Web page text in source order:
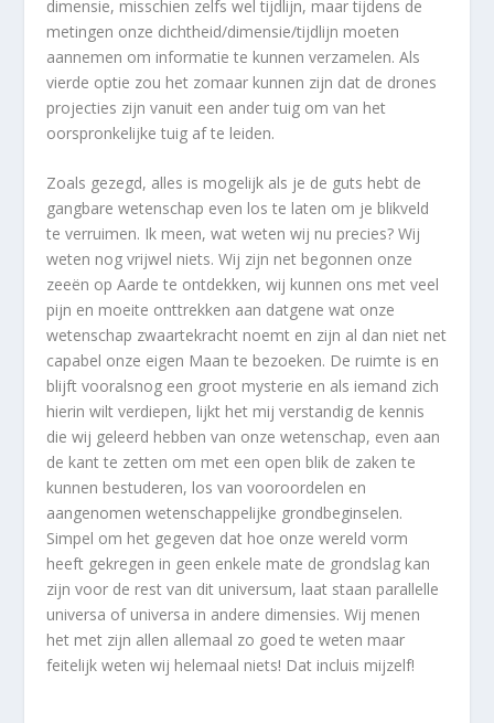
dimensie, misschien zelfs wel tijdlijn, maar tijdens de
metingen onze dichtheid/dimensie/tijdlijn moeten
aannemen om informatie te kunnen verzamelen. Als
vierde optie zou het zomaar kunnen zijn dat de drones
projecties zijn vanuit een ander tuig om van het
oorspronkelijke tuig af te leiden.
Zoals gezegd, alles is mogelijk als je de guts hebt de
gangbare wetenschap even los te laten om je blikveld
te verruimen. Ik meen, wat weten wij nu precies? Wij
weten nog vrijwel niets. Wij zijn net begonnen onze
zeeën op Aarde te ontdekken, wij kunnen ons met veel
pijn en moeite onttrekken aan datgene wat onze
wetenschap zwaartekracht noemt en zijn al dan niet net
capabel onze eigen Maan te bezoeken. De ruimte is en
blijft vooralsnog een groot mysterie en als iemand zich
hierin wilt verdiepen, lijkt het mij verstandig de kennis
die wij geleerd hebben van onze wetenschap, even aan
de kant te zetten om met een open blik de zaken te
kunnen bestuderen, los van vooroordelen en
aangenomen wetenschappelijke grondbeginselen.
Simpel om het gegeven dat hoe onze wereld vorm
heeft gekregen in geen enkele mate de grondslag kan
zijn voor de rest van dit universum, laat staan parallelle
universa of universa in andere dimensies. Wij menen
het met zijn allen allemaal zo goed te weten maar
feitelijk weten wij helemaal niets! Dat incluis mijzelf!